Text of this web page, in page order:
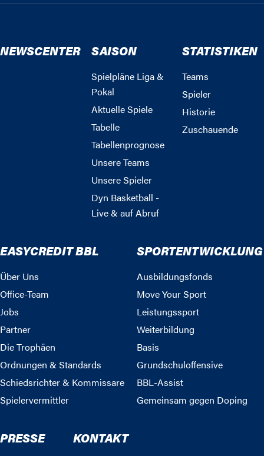
NEWSCENTER SAISON
Spielpläne Liga &
Pokal
Aktuelle Spiele
Tabelle
Tabellenprognose
Unsere Teams
Unsere Spieler
Dyn Basketball -
Live & auf Abruf
STATISTIKEN
Teams
Spieler
Historie
Zuschauende
EASYCREDIT BBL
Über Uns
Office-Team
Jobs
Partner
Die Trophäen
Ordnungen & Standards
Schiedsrichter & Kommissare
Spielervermittler
SPORTENTWICKLUNG
Ausbildungsfonds
Move Your Sport
Leistungssport
Weiterbildung
Basis
Grundschuloffensive
BBL-Assist
Gemeinsam gegen Doping
PRESSE KONTAKT